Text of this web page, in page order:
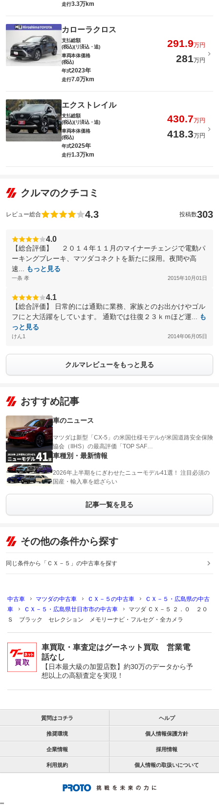
走行3.3万km
カローラクロス
支払総額
(税込)(リ済込・追)
291.9万円
車両本体価格
(税込)
281万円
年式2023年
走行7.0万km
エクストレイル
支払総額
(税込)(リ済込・追)
430.7万円
車両本体価格
(税込)
418.3万円
年式2025年
走行1.3万km
クルマのクチコミ
レビュー総合 4.3 投稿数303
4.0
【総合評価】 ２０１４年１１月のマイナーチェンジで電動パ
ーキングブレーキ、マツダコネクトを新たに採用。夜間や高
速...
もっと見る
一条 孝 2015年10月01日
4.1
【総合評価】 日常的には通勤に業務、家族とのお出かけやゴル
フにと大活躍をしています。 通勤では往復２３ｋｍほど運...
も
っと見る
けん1 2014年06月05日
クルマレビューをもっと見る
おすすめ記事
車のニュース
マツダは新型「CX-5」の米国仕様モデルが米国道路安全保険
協会（IIHS）の最高評価「TOP SAF…
車種別・最新情報
2026年上半期をにぎわせたニューモデル41選！ 注目必須の
国産・輸入車を総ざらい
記事一覧を見る
その他の条件から探す
同じ条件から「ＣＸ－５」の中古車を探す
中古車 マツダの中古車 ＣＸ－５の中古車
ＣＸ－５・広島県の中古
車
ＣＸ－５・広島県廿日市市の中古車
マツダ ＣＸ－５ ２．０ ２０
Ｓ ブラック セレクション メモリーナビ・フルセグ・全カメラ
車買取・車査定はグーネット買取 営業電
話なし
【日本最大級の加盟店数】約30万のデータから予
想以上の高額査定を実現！
質問はコチラ ヘルプ
推奨環境 個人情報保護方針
企業情報 採用情報
利用規約 個人情報の取扱いについて
""